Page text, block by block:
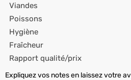
Viandes
Poissons
Hygiène
Fraîcheur
Rapport qualité/prix
Expliquez vos notes en laissez votre